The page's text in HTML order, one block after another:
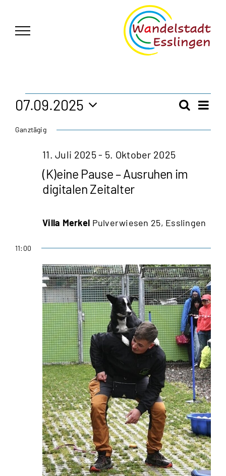
springen
Veranstaltungen
für
September
2025
und
Suche
Tag
07.09.2025
wählen.
Ganztägig
(K)eine Pause – Ausruhen im
digitalen Zeitalter
11. Juli 2025- 5. Oktober 2025
Villa Merkel Pulverwiesen 25, Esslingen
11:00